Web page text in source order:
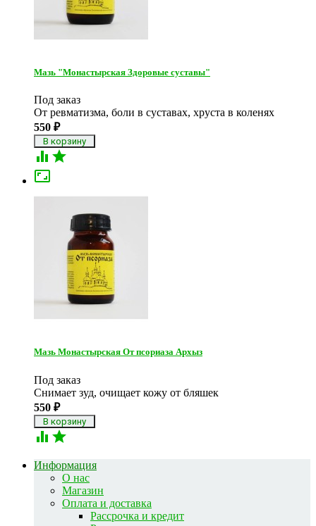
Мазь "Монастырская Здоровые суставы"
Под заказ
От ревматизма, боли в суставах, хруста в коленях
550 ₽
 

Мазь Монастырская От псориаза Архыз
Под заказ
Снимает зуд, очищает кожу от бляшек
550 ₽
 
Информация
О нас
Магазин
Оплата и доставка
Рассрочка и кредит